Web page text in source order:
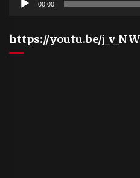
00:00
https://youtu.be/